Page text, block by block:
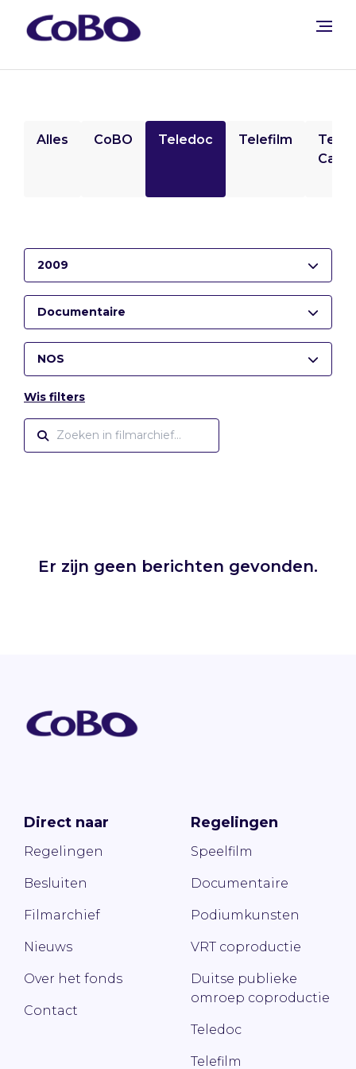
Alles CoBO Teledoc Telefilm
2009
Documentaire
NOS
Wis filters
Er zijn geen berichten gevonden.
Direct naar
Regelingen
Besluiten
Filmarchief
Nieuws
Over het fonds
Contact
Regelingen
Speelfilm
Documentaire
Podiumkunsten
VRT coproductie
Duitse publieke
omroep coproductie
Teledoc
Telefilm